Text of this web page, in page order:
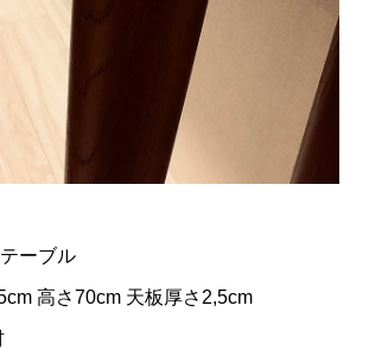
ーブル
高さ70cm 天板厚さ2,5cm